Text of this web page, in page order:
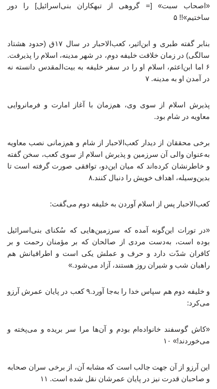
«اصحاب سبت» [= گروهی از تبهکاران بنی‌اسرائیل‌] را دور
ساختیم»!! ۵
بنابر گفته طبری و ابن‌اثیر، کعب‌الاحبار در سال ۱۷ق (حدود هشتاد
سالگی) در زمان خلافت خلیفه دوم، در شهر مدینه، اسلام را پذیرفت.
۶ اما ابن‌اعثم، اسلام او را در سفر خلیفه به بیت‌المقدس دانسته نه
در آمدن او به مدینه. ۷
پذیرش اسلام از سوی وی، هم‌زمان با آغاز امارت و فرمانروایی
معاویه در شام بود.
برخی محققان از دیدار کعب‌الاحبار از شام و هم‌زمانی نصب معاویه
به‌عنوان والی آن سرزمین و پذیرش اسلام از سوی کعب، سخن گفته
و خاطرنشان کرده‌اند که میان این‌دو، توافقی صورت گرفته است تا
بدین‌وسیله، اهداف خویش را دنبال کنند.۸
کعب‌الاحبار پس از اسلام آوردن به خلیفه دوم می‌گفت:
«در تورات این‌گونه آمده که سرزمین‌هایی که سُکنای بنی‌اسرائیل
بوده است، به‌دست مردی از صالحان که بر مؤمنان رحمت و بر
کافران شدّت دارد و حرف و عملش یکی است و اطرافیانش هم
راهبان شب و شیران روز هستند، آزاد می‌شود.»
و خلیفه دوم هم سپاس خدا را به‌جا آورد.۹ کعب در پایان عمرش آرزو
می‌کرد:
«کاش گوسفند خانواده‌ام بودم و آن‌ها مرا سر بریده و می‌پخته و
می‌خوردند!» ۱۰
این آرزو از آن جهت جالب است که مشابه آن، از برخی سران صحابه
و صاحبان قدرت نیز در پایان عمرشان نقل شده است. ۱۱